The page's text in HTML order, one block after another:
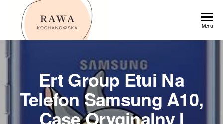
Przejdź
Menu
Ert Group Etui Na
Telefon Samsung A10,
Case Oryginalny I